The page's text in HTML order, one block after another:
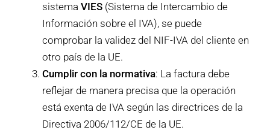
sistema VIES (Sistema de Intercambio de
Información sobre el IVA), se puede
comprobar la validez del NIF-IVA del cliente en
otro país de la UE.
Cumplir con la normativa: La factura debe
reflejar de manera precisa que la operación
está exenta de IVA según las directrices de la
Directiva 2006/112/CE de la UE.